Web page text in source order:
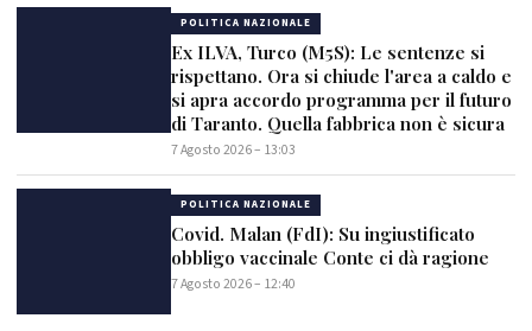
POLITICA NAZIONALE
Ex ILVA, Turco (M5S): Le sentenze si
rispettano. Ora si chiude l'area a caldo e
si apra accordo programma per il futuro
di Taranto. Quella fabbrica non è sicura
7 Agosto 2026 – 13:03
POLITICA NAZIONALE
Covid. Malan (FdI): Su ingiustificato
obbligo vaccinale Conte ci dà ragione
7 Agosto 2026 – 12:40